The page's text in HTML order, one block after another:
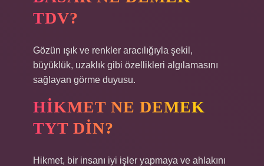
TDV?
Gözün ışık ve renkler aracılığıyla şekil,
büyüklük, uzaklık gibi özellikleri algılamasını
sağlayan görme duyusu.
HIKMET NE DEMEK
TYT DIN?
Hikmet, bir insanı iyi işler yapmaya ve ahlakını